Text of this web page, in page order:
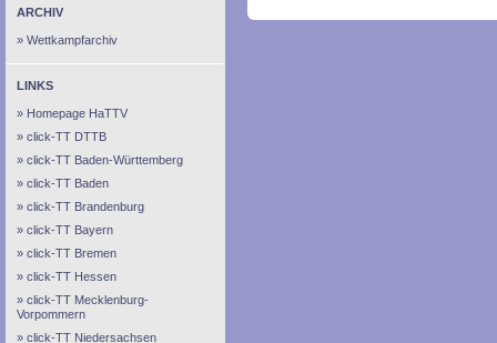
ARCHIV
Wettkampfarchiv
LINKS
Homepage HaTTV
click-TT DTTB
click-TT Baden-Württemberg
click-TT Baden
click-TT Brandenburg
click-TT Bayern
click-TT Bremen
click-TT Hessen
click-TT Mecklenburg-
Vorpommern
click-TT Niedersachsen